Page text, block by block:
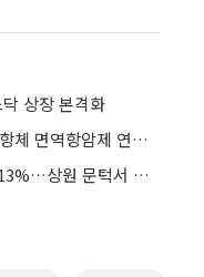
상장 본격화
와이바이오로직스-이뮨온시아, 이중항체 면역항암제 연구 ‘맞손’
美 클래리티 법안 연내 통과 가능성 13%…상원 문턱서 제동